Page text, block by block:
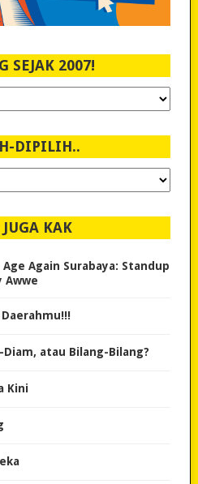
SEJAK 2007!
DIPILIH..
KAK
Again Surabaya: Standup
Awwe
atau Bilang-Bilang?
Kini